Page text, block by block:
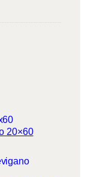
20×60